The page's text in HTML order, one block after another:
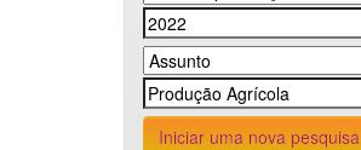
Iniciar uma nova pesquisa